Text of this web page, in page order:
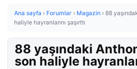
Ana sayfa › Forumlar › Magazin › 88
haliyle hayranlarını şaşırttı
88 yaşındaki
son haliyle